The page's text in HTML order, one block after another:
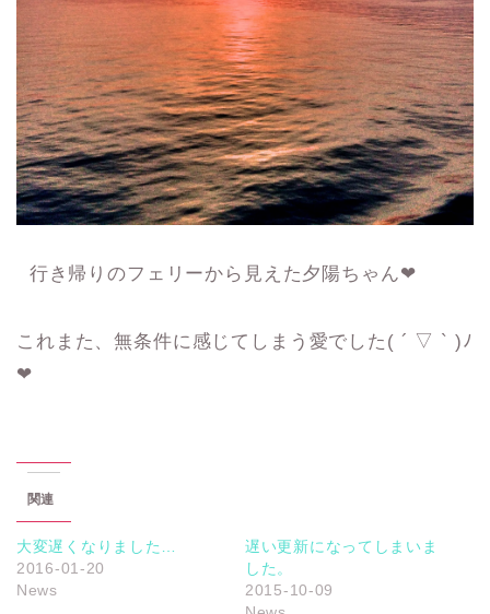
行き帰りのフェリーから見えた夕陽ちゃん❤︎
これまた、無条件に感じてしまう愛でした( ´ ▽ ` )ﾉ
❤︎
関連
大変遅くなりました…
2016-01-20
News
遅い更新になってしまいま
した。
2015-10-09